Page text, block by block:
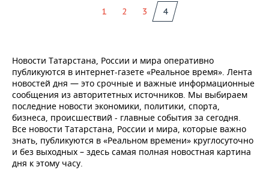
1 2 3 4
Новости Татарстана, России и мира оперативно
публикуются в интернет-газете «Реальное время». Лента
новостей дня — это срочные и важные информационные
сообщения из авторитетных источников. Мы выбираем
последние новости экономики, политики, спорта,
бизнеса, происшествий - главные события за сегодня.
Все новости Татарстана, России и мира, которые важно
знать, публикуются в «Реальном времени» круглосуточно
и без выходных – здесь самая полная новостная картина
дня к этому часу.